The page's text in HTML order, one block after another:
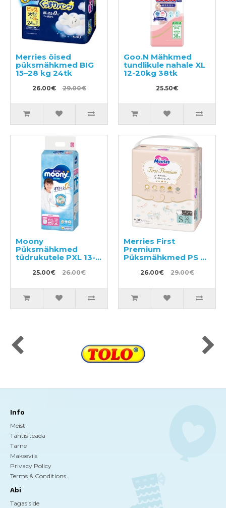
Merries öised
püksmähkmed BIG
15–28 kg 24tk
26.00€ 29.00€
Goo.N Mähkmed
tundlikule nahale XL
12-20kg 38tk
25.50€
Moony
Püksmähkmed
tüdrukutele PXL 13-
25.00€ 26.00€
Merries First
Premium
Püksmähkmed PS 4-
26.00€ 29.00€
Info
Meist
Tähtis teada
Tarne
Makseviis
Privacy Policy
Terms & Conditions
Abi
Tagasiside